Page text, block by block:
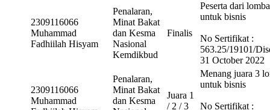
2309116066
Muhammad
Fadhiilah Hisyam
Penalaran,
Minat Bakat
dan Kesma
Nasional
Kemdikbud
Finalis
Peserta dari
untuk bisnis
No Sertifikat :
563.25/19101/
31 October 2022
2309116066
Muhammad
Penalaran,
Minat Bakat
dan Kesma
Juara 1
/ 2 / 3
Menang juara 3
untuk bisnis
No Sertifikat :